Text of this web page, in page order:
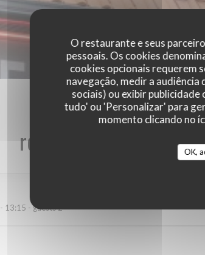
O restaurante e seus
pessoais. Os cookies
cookies opcionais requerem
navegação, medir a
sociais) ou exibir
tudo' ou 'Personalizar' para
momento clicando no
OK,
- 13:15 - guests 2